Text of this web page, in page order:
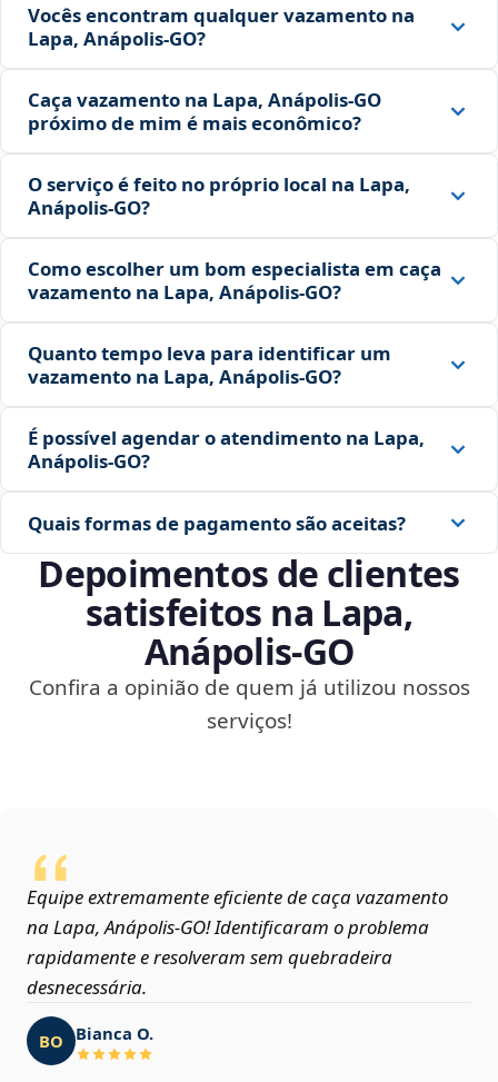
Vocês encontram qualquer vazamento na
Lapa, Anápolis‑GO?
Caça vazamento na Lapa, Anápolis‑GO
próximo de mim é mais econômico?
O serviço é feito no próprio local na Lapa,
Anápolis‑GO?
Como escolher um bom especialista em caça
vazamento na Lapa, Anápolis‑GO?
Quanto tempo leva para identificar um
vazamento na Lapa, Anápolis‑GO?
É possível agendar o atendimento na Lapa,
Anápolis‑GO?
Quais formas de pagamento são aceitas?
Depoimentos de clientes
satisfeitos na Lapa,
Anápolis‑GO
Confira a opinião de quem já utilizou nossos
serviços!
Equipe extremamente eficiente de caça vazamento
na Lapa, Anápolis‑GO! Identificaram o problema
rapidamente e resolveram sem quebradeira
desnecessária.
BO Bianca O.